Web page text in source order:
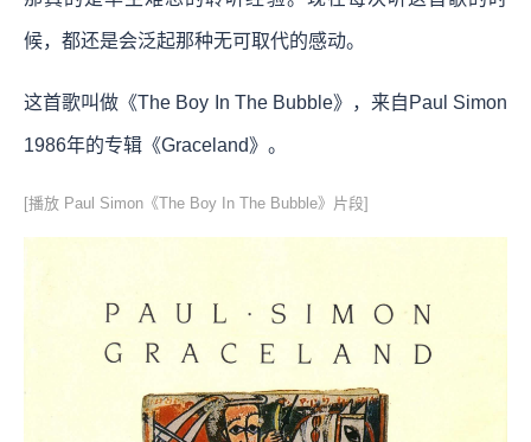
候，都还是会泛起那种无可取代的感动。
这首歌叫做《The Boy In The Bubble》，来自Paul Simon
1986年的专辑《Graceland》。
[播放 Paul Simon《The Boy In The Bubble》片段]